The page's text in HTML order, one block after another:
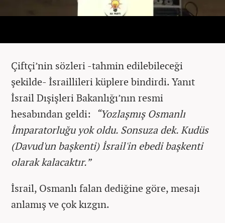
Çiftçi’nin sözleri -tahmin edilebileceği
şekilde- İsraillileri küplere bindirdi. Yanıt
İsrail Dışişleri Bakanlığı’nın resmi
hesabından geldi: “Yozlaşmış Osmanlı
İmparatorluğu yok oldu. Sonsuza dek. Kudüs
(Davud'un başkenti) İsrail'in ebedi başkenti
olarak kalacaktır.”
İsrail, Osmanlı falan dediğine göre, mesajı
anlamış ve çok kızgın.